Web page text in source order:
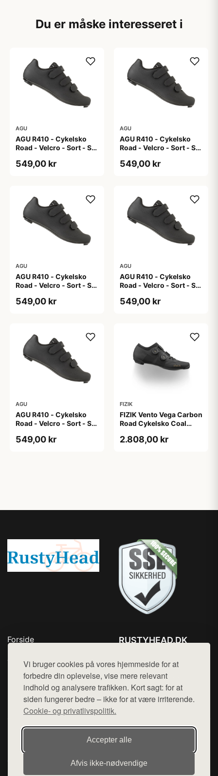
Vi bruger cookies på vores hjemmeside for at
forbedre din oplevelse, vise mere relevant
indhold og analysere trafikken. Kort sagt: for at
siden fungerer bedre – ikke for at være irriterende.
Cookie- og privatlivspolitik.
Accepter alle
Afvis ikke‑nødvendige
Du er måske interesseret i
AGU
AGU R410 - Cykelsko
Road - Velcro - Sort - Str.
549,00 kr
AGU
AGU R410 - Cykelsko
Road - Velcro - Sort - Str.
549,00 kr
AGU
AGU R410 - Cykelsko
Road - Velcro - Sort - Str.
549,00 kr
AGU
AGU R410 - Cykelsko
Road - Velcro - Sort - Str.
549,00 kr
AGU
AGU R410 - Cykelsko
Road - Velcro - Sort - Str.
549,00 kr
FIZIK
FIZIK Vento Vega Carbon
Road Cykelsko Coal
2.808,00 kr
Forside
Top Rabatter
Kontakt
RUSTYHEAD.DK
Mail: hej@want.dk
Cookie- og privatlivspolitik
Denne side er en del af want.dk, der udgiver en række
hjemmesider med præsentation af forskellige produkter fra
diverse webshops. Der sælges ikke varer fra denne side - vi